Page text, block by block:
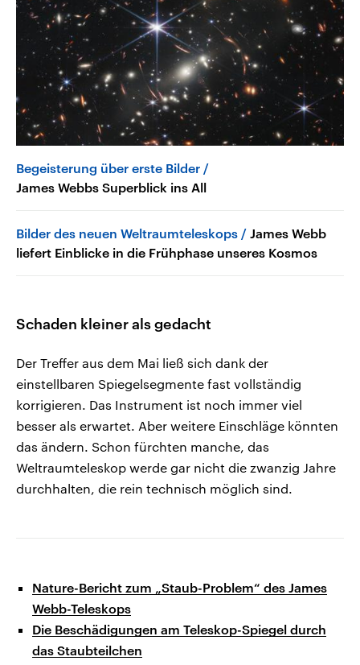
Begeisterung über erste Bilder
James Webbs Superblick ins All
Bilder des neuen Weltraumteleskops
James Webb
liefert Einblicke in die Frühphase unseres Kosmos
Schaden kleiner als gedacht
Der Treffer aus dem Mai ließ sich dank der
einstellbaren Spiegelsegmente fast vollständig
korrigieren. Das Instrument ist noch immer viel
besser als erwartet. Aber weitere Einschläge könnten
das ändern. Schon fürchten manche, das
Weltraumteleskop werde gar nicht die zwanzig Jahre
durchhalten, die rein technisch möglich sind.
Nature-Bericht zum „Staub-Problem“ des James
Webb-Teleskops
Die Beschädigungen am Teleskop-Spiegel durch
das Staubteilchen